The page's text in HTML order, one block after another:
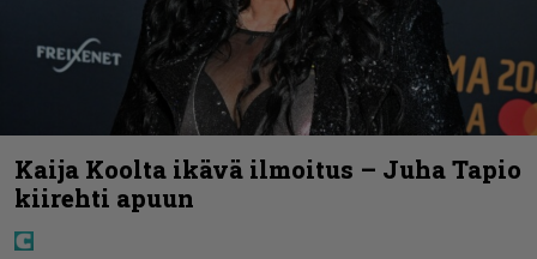
Kaija Koolta ikävä ilmoitus – Juha Tapio
kiirehti apuun